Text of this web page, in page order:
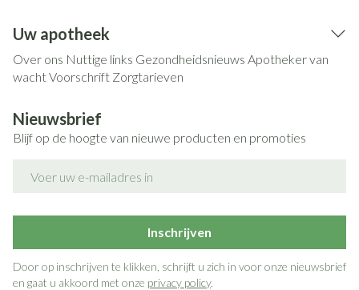
Uw apotheek
Over ons Nuttige links Gezondheidsnieuws Apotheker van
wachtVoorschrift Zorgtarieven
Nieuwsbrief
Blijf op de hoogte van nieuwe producten en promoties
Inschrijven
Door op inschrijven te klikken, schrijft u zich in voor onze nieuwsbrief
en gaat u akkoord met onze privacy policy.